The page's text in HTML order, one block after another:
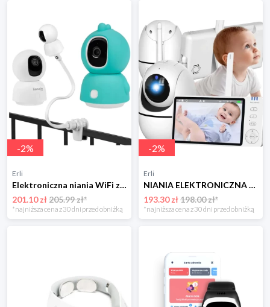
-2%
Erli
Elektroniczna niania WiFi zasięg bez ograniczeń + uchwyt Lionelo Babyline
201.10 zł205.99 zł*
*najniższa cena z 30 dni przed obniżką
-2%
Erli
NIANIA ELEKTRONICZNA Z KAMERĄ OBROTOWA BABY MONITOR WYŚWIETLACZ LCD 5" HD
193.30 zł198.00 zł*
*najniższa cena z 30 dni przed obniżką